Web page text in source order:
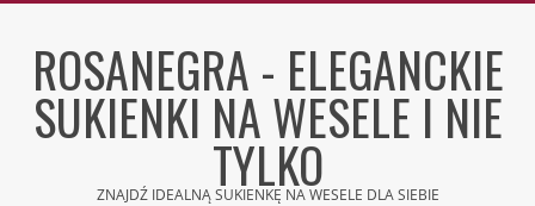
contentROSANEGRA - ELEGANCKIE
SUKIENKI NA WESELE I NIE
TYLKO
ZNAJDŹ IDEALNĄ SUKIENKĘ NA WESELE DLA SIEBIE